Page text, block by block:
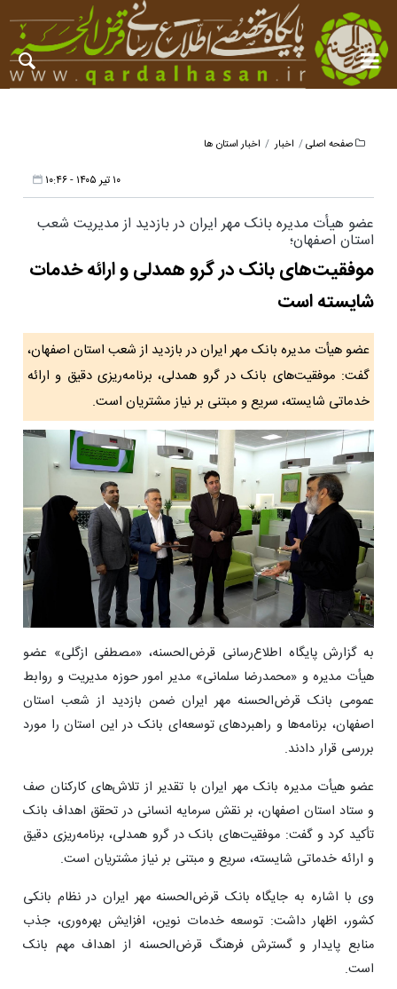
صفحه اصلی اخبار اخبار استان ها
۱۰ تیر ۱۴۰۵ - ۱۰:۴۶
عضو هیأت‌ مدیره بانک مهر ایران در بازدید از مدیریت شعب
استان اصفهان؛
موفقیت‌های بانک در گرو همدلی و ارائه خدمات
شایسته است
عضو هیأت ‌مدیره بانک مهر ایران در بازدید از شعب استان اصفهان،
گفت: موفقیت‌های بانک در گرو همدلی، برنامه‌ریزی دقیق و ارائه
خدماتی شایسته، سریع و مبتنی بر نیاز مشتریان است.
به گزارش پایگاه اطلاع‌رسانی قرض‌الحسنه، «مصطفی ازگلی» عضو
هیأت ‌مدیره و «محمدرضا سلمانی» مدیر امور حوزه مدیریت و روابط
عمومی بانک قرض‌الحسنه مهر ایران ضمن بازدید از شعب استان
اصفهان، برنامه‌ها و راهبردهای توسعه‌ای بانک در این استان را مورد
بررسی قرار دادند.
عضو هیأت مدیره بانک مهر ایران با تقدیر از تلاش‌های کارکنان صف
و ستاد استان اصفهان، بر نقش سرمایه انسانی در تحقق اهداف بانک
تأکید کرد و گفت: موفقیت‌های بانک در گرو همدلی، برنامه‌ریزی دقیق
و ارائه خدماتی شایسته، سریع و مبتنی بر نیاز مشتریان است.
وی با اشاره به جایگاه بانک قرض‌الحسنه مهر ایران در نظام بانکی
کشور، اظهار داشت: توسعه خدمات نوین، افزایش بهره‌وری، جذب
منابع پایدار و گسترش فرهنگ قرض‌الحسنه از اهداف مهم بانک
است.